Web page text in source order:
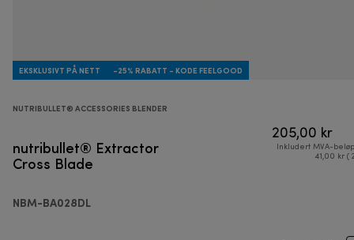
EKSKLUSIVT PÅ NETT -25% RABATT - KODE FEELGOOD
NUTRIBULLET® ACCESSORIES BLENDER
nutribullet® Extractor
Cross Blade
NBM-BA028DL
205,00 kr
Inkludert MVA-
41,00 kr (